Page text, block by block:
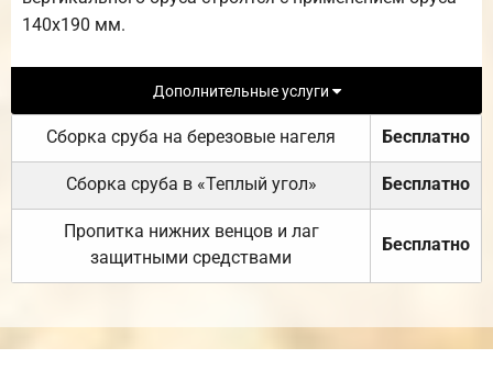
140х190 мм.
Дополнительные услуги
Сборка сруба на березовые нагеля Бесплатно
Сборка сруба в «Теплый угол» Бесплатно
Пропитка нижних венцов и лаг
защитными средствами
Бесплатно